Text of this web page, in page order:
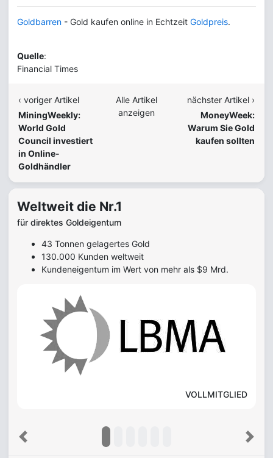
Goldbarren - Gold kaufen online in Echtzeit Goldpreis.
Quelle:
Financial Times
‹ voriger Artikel
MiningWeekly:
World Gold
Council investiert
in Online-
Goldhändler
Alle Artikel
anzeigen
nächster Artikel ›
MoneyWeek:
Warum Sie Gold
kaufen sollten
Weltweit die Nr.1
für direktes Goldeigentum
43 Tonnen gelagertes Gold
130.000 Kunden weltweit
Kundeneigentum im Wert von mehr als $9 Mrd.
VOLLMITGLIED
Previous Next